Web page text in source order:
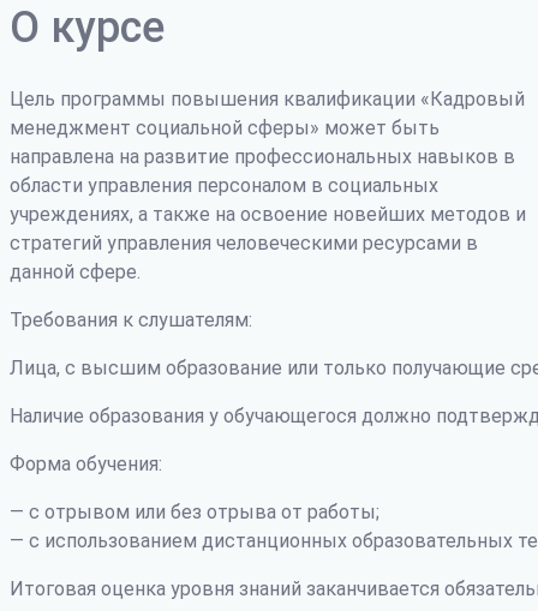
О курсе
Цель программы повышения квалификации «Кадровый
менеджмент социальной сферы» может быть
направлена на развитие профессиональных навыков в
области управления персоналом в социальных
учреждениях, а также на освоение новейших методов и
стратегий управления человеческими ресурсами в
данной сфере.
Требования к слушателям:
Лица, с высшим образование или только получающие
Наличие образования у обучающегося должно
Форма обучения:
— с отрывом или без отрыва от работы;
— с использованием дистанционных образовательных
Итоговая оценка уровня знаний заканчивается